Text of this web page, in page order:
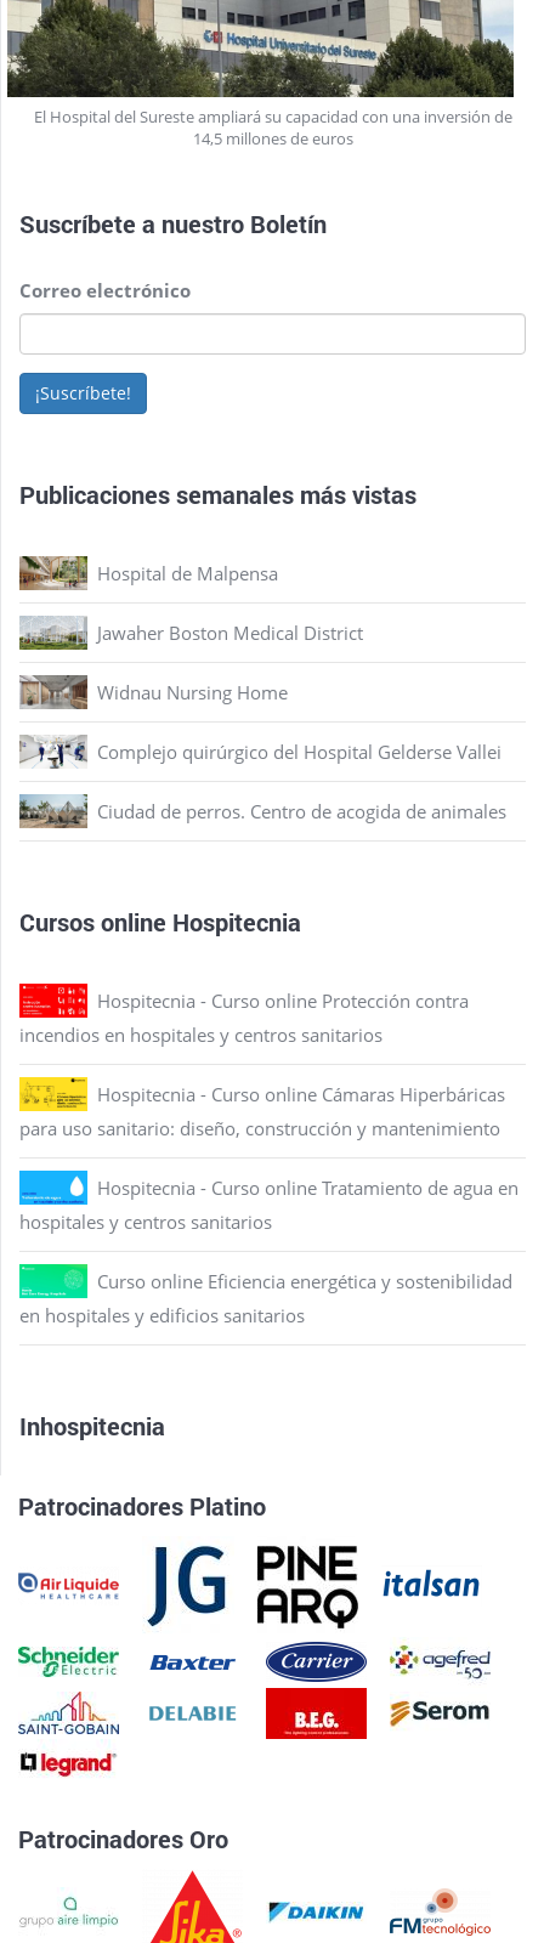
El Hospital del Sureste ampliará su capacidad con una inversión de
14,5 millones de euros
Suscríbete a nuestro Boletín
Correo electrónico
¡Suscríbete!
Publicaciones semanales más vistas
Hospital de Malpensa
Jawaher Boston Medical District
Widnau Nursing Home
Complejo quirúrgico del Hospital Gelderse Vallei
Ciudad de perros. Centro de acogida de animales
Cursos online Hospitecnia
Hospitecnia - Curso online Protección contra
incendios en hospitales y centros sanitarios
Hospitecnia - Curso online Cámaras Hiperbáricas
para uso sanitario: diseño, construcción y mantenimiento
Hospitecnia - Curso online Tratamiento de agua en
hospitales y centros sanitarios
Curso online Eficiencia energética y sostenibilidad
en hospitales y edificios sanitarios
Inhospitecnia
Patrocinadores Platino
Patrocinadores Oro